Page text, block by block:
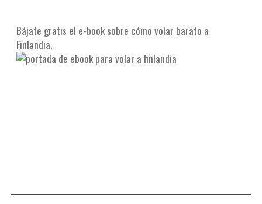
Bájate gratis el e-book sobre cómo volar barato a
Finlandia.